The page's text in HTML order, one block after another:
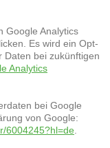
Google Analytics
Es wird ein Opt-
Daten bei zukünftigen
Analytics
bei Google
von Google:
6004245?hl=de